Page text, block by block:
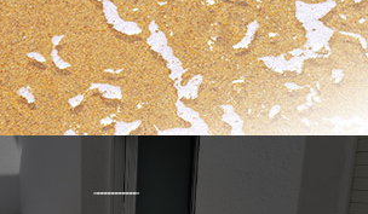
––––––––––––